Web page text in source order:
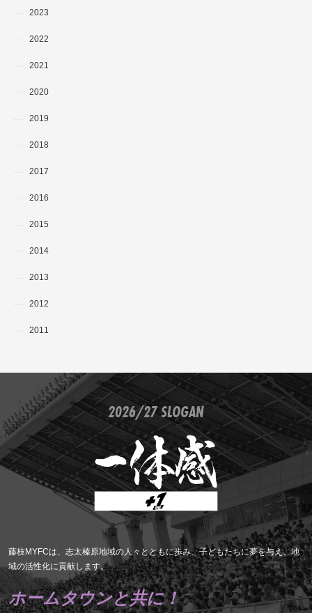
2023
2022
2021
2020
2019
2018
2017
2016
2015
2014
2013
2012
2011
2026/27 SLOGAN
藤枝MYFCは、志太榛原地域の人々とともに歩み、子どもたちに夢を与え、地
域の活性化に貢献します。
ホームタウンと共に！